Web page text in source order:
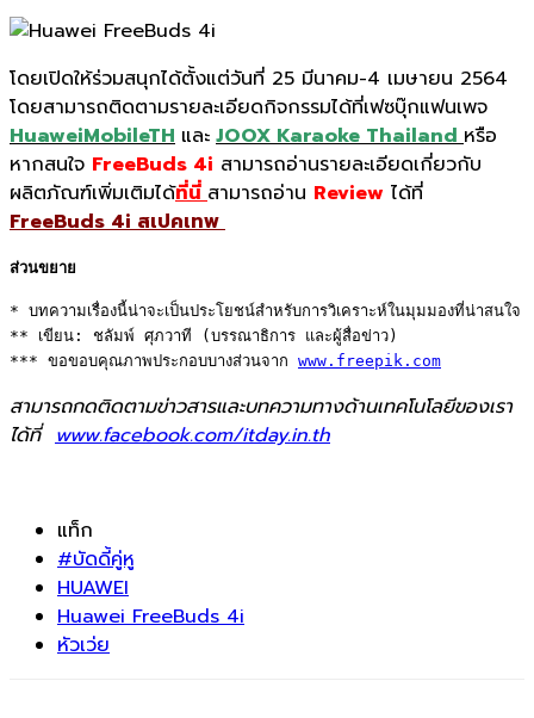
โดยเปิดให้ร่วมสนุกได้ตั้งแต่วันที่ 25 มีนาคม-4 เมษายน 2564
โดยสามารถติดตามรายละเอียดกิจกรรมได้ที่เฟซบุ๊กแฟนเพจ
HuaweiMobileTH และ JOOX Karaoke Thailand หรือ
หากสนใจ FreeBuds 4i สามารถอ่านรายละเอียดเกี่ยวกับ
ผลิตภัณฑ์เพิ่มเติมได้ที่นี่สามารถอ่าน Review ได้ที่
FreeBuds 4i สเปคเทพ
ส่วนขยาย
* บทความเรื่องนี้น่าจะเป็นประโยชน์สำหรับการวิเคราะห์ในมุมมองที่น่าสนใจ
** เขียน: ชลัมพ์ ศุภวาที (บรรณาธิการ และผู้สื่อข่าว)
*** ขอขอบคุณภาพประกอบบางส่วนจาก www.freepik.com
สามารถกดติดตามข่าวสารและบทความทางด้านเทคโนโลยีของเรา
ได้ที่ www.facebook.com/itday.in.th
แท็ก
#บัดดี้คู่หู
HUAWEI
Huawei FreeBuds 4i
หัวเว่ย